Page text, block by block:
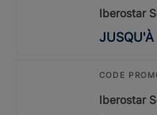
Iberostar
JUSQU'À
CODE
Iberostar